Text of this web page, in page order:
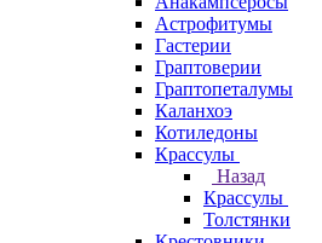
Астрофитумы
Гастерии
Граптоверии
Граптопеталумы
Каланхоэ
Котиледоны
Крассулы
Назад
Крассулы
Толстянки